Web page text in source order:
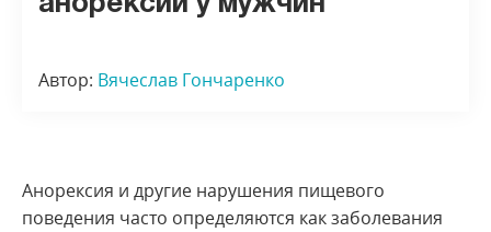
Автор: Вячеслав Гончаренко
Анорексия и другие нарушения пищевого
поведения часто определяются как заболевания